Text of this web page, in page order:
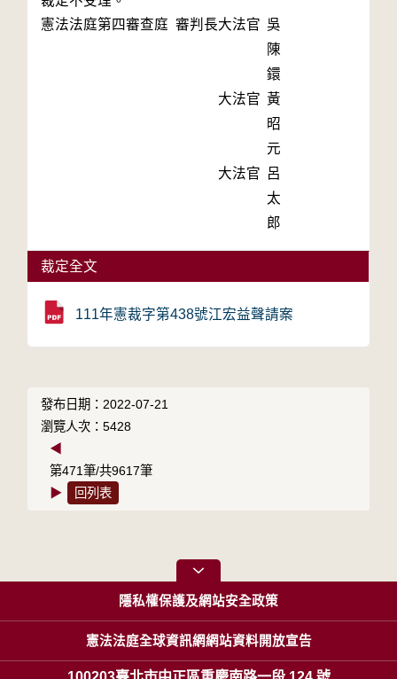
憲法法庭第四審查庭 審判長大法官 吳
陳
鐶
大法官 黃
昭
元
大法官 呂
太
郎
裁定全文
111年憲裁字第438號江宏益聲請案
發布日期：2022-07-21
瀏覽人次：5428
◀
第471筆/共9617筆
▶
回列表
隱私權保護及網站安全政策
憲法法庭全球資訊網網站資料開放宣告